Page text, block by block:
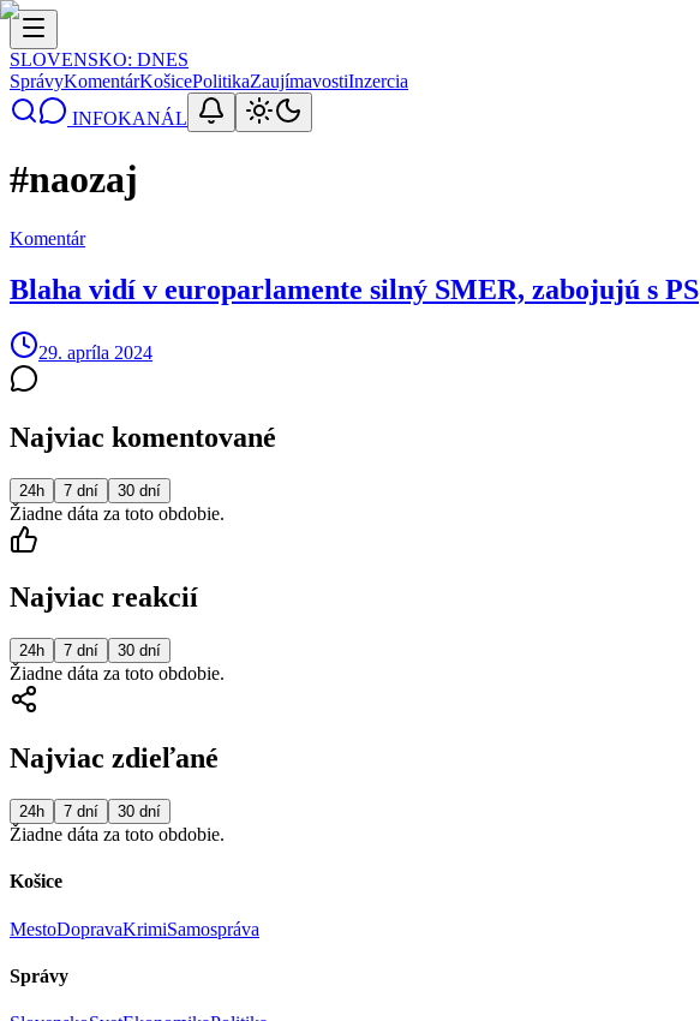
SLOVENSKO: DNES
SprávyKomentárKošicePolitikaZaujímavostiInzercia
INFOKANÁL
#naozaj
Komentár
Blaha vidí v europarlamente silný SMER, zabojujú s PS
29. apríla 2024
Najviac komentované
24h 7 dní 30 dní
Žiadne dáta za toto obdobie.
Najviac reakcií
24h 7 dní 30 dní
Žiadne dáta za toto obdobie.
Najviac zdieľané
24h 7 dní 30 dní
Žiadne dáta za toto obdobie.
Košice
MestoDopravaKrimiSamospráva
Správy